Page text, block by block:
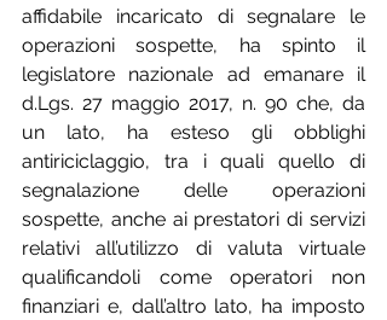
affidabile incaricato di segnalare le
operazioni sospette, ha spinto il
legislatore nazionale ad emanare il
d.Lgs. 27 maggio 2017, n. 90 che, da
un lato, ha esteso gli obblighi
antiriciclaggio, tra i quali quello di
segnalazione delle operazioni
sospette, anche ai prestatori di servizi
relativi all’utilizzo di valuta virtuale
qualificandoli come operatori non
finanziari e, dall’altro lato, ha imposto